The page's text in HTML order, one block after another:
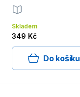
Skladem
349 Kč
Do košíku